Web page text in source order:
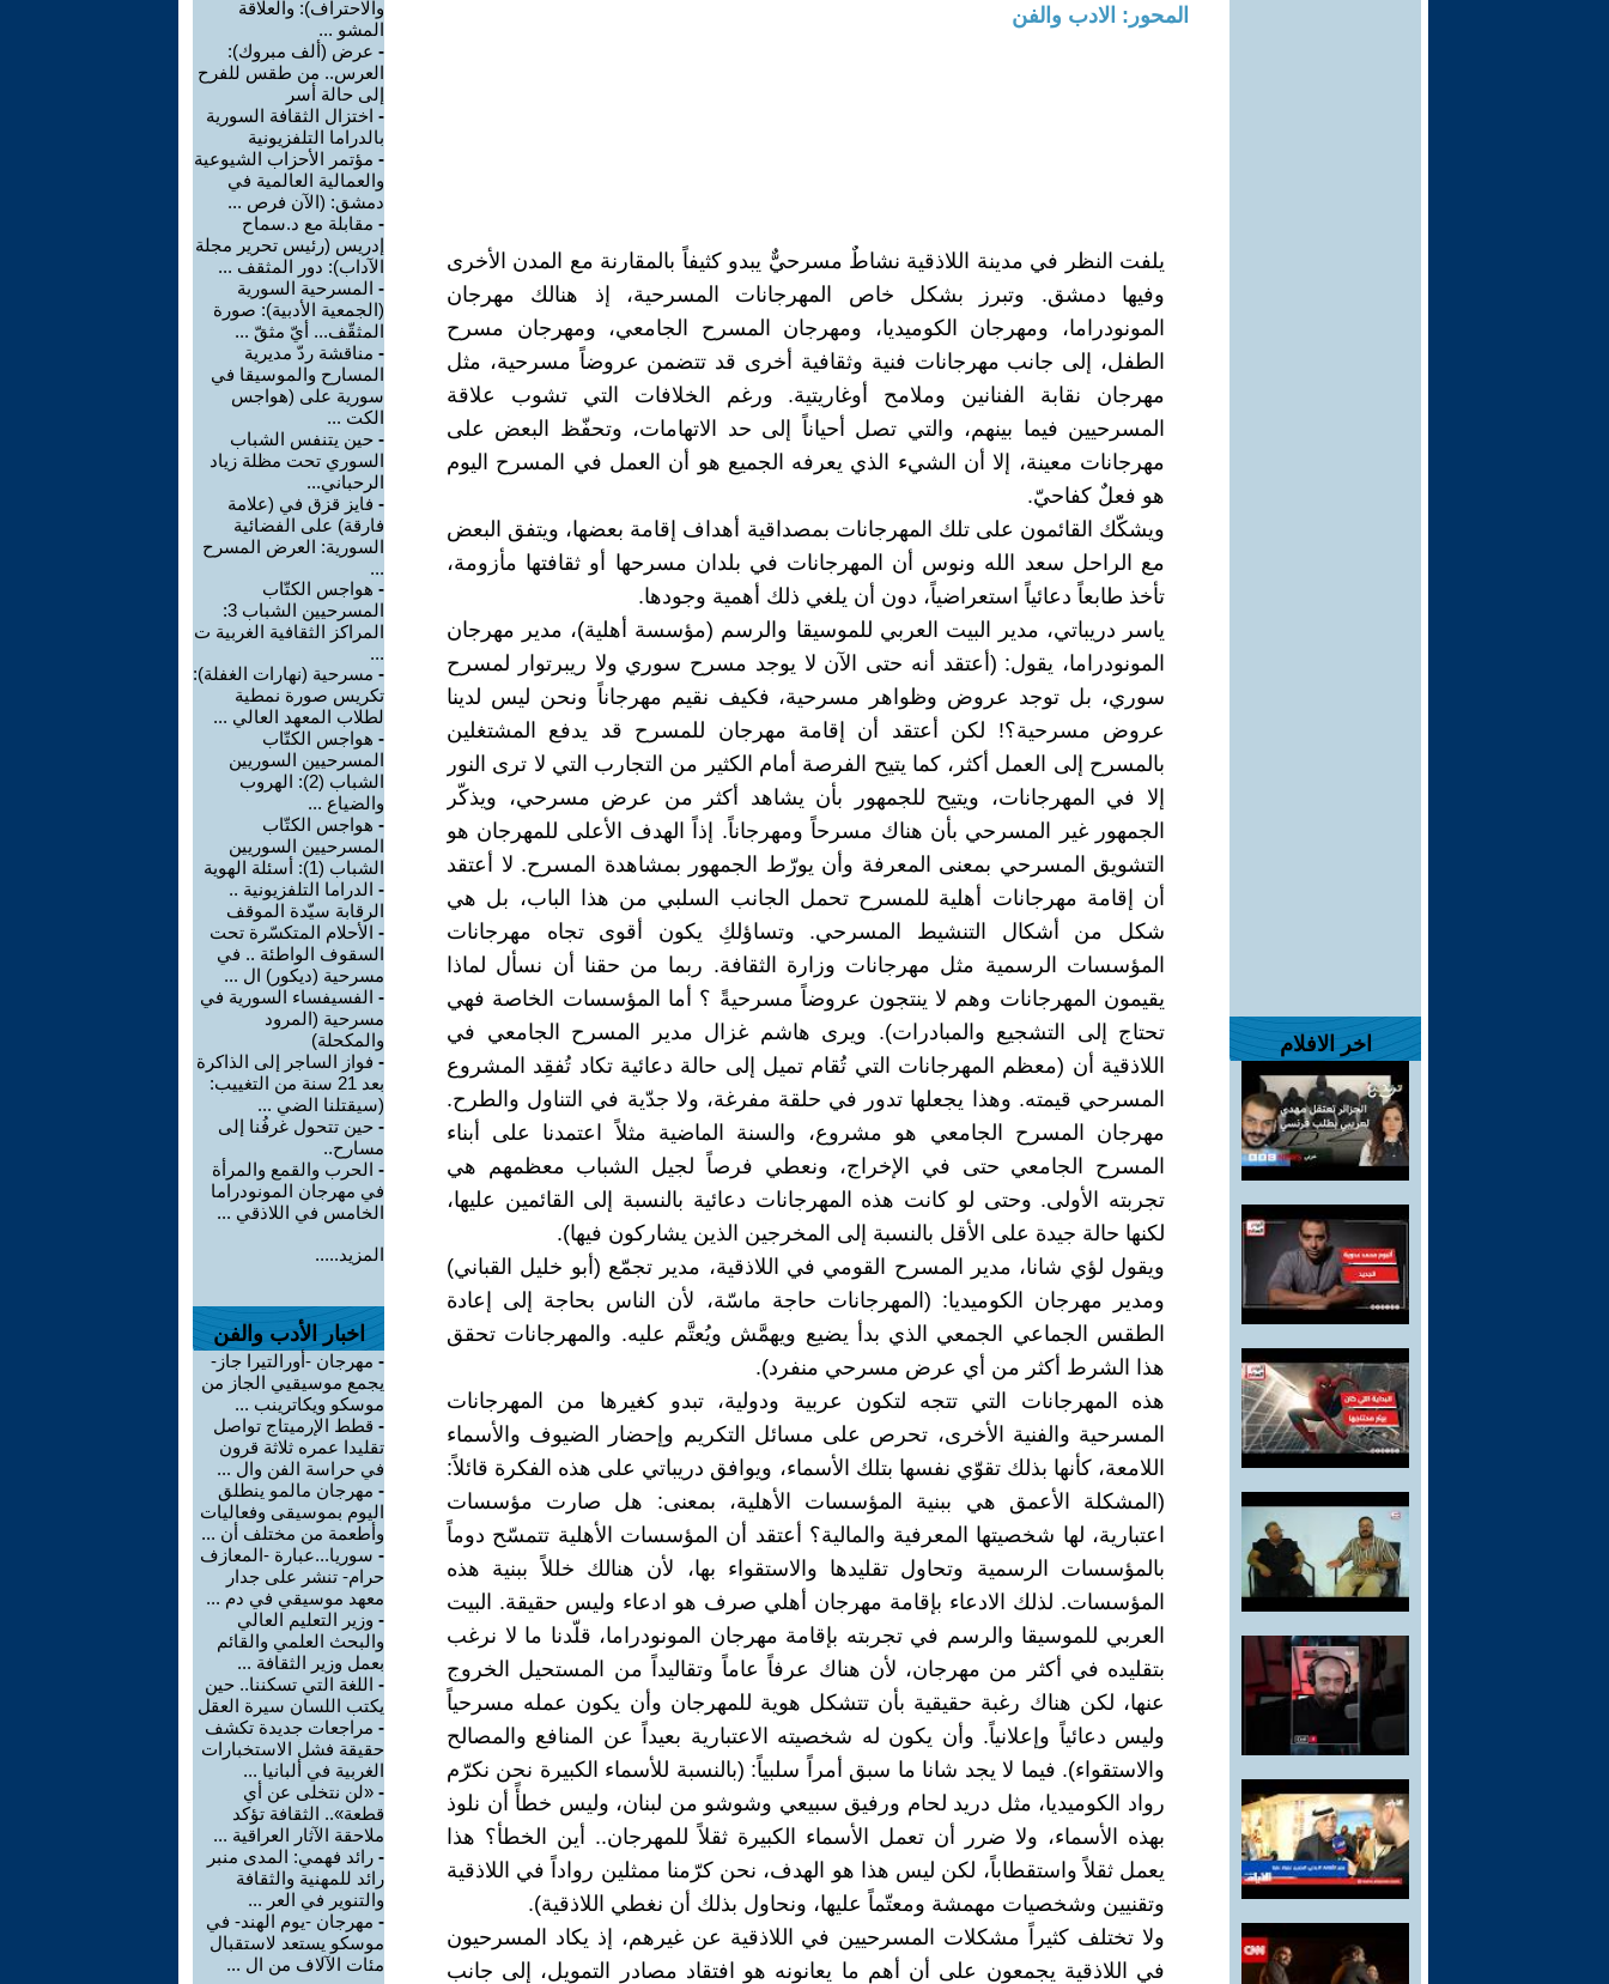
اخر الافلام
المحور: الادب والفن
يلفت النظر في مدينة اللاذقية نشاطٌ مسرحيٌّ يبدو كثيفاً بالمقارنة مع المدن الأخرى
وفيها دمشق. وتبرز بشكل خاص المهرجانات المسرحية، إذ هنالك مهرجان
المونودراما، ومهرجان الكوميديا، ومهرجان المسرح الجامعي، ومهرجان مسرح
الطفل، إلى جانب مهرجانات فنية وثقافية أخرى قد تتضمن عروضاً مسرحية، مثل
مهرجان نقابة الفنانين وملامح أوغاريتية. ورغم الخلافات التي تشوب علاقة
المسرحيين فيما بينهم، والتي تصل أحياناً إلى حد الاتهامات، وتحفّظ البعض على
مهرجانات معينة، إلا أن الشيء الذي يعرفه الجميع هو أن العمل في المسرح اليوم
هو فعلٌ كفاحيّ.
ويشكّك القائمون على تلك المهرجانات بمصداقية أهداف إقامة بعضها، ويتفق البعض
مع الراحل سعد الله ونوس أن المهرجانات في بلدان مسرحها أو ثقافتها مأزومة،
تأخذ طابعاً دعائياً استعراضياً، دون أن يلغي ذلك أهمية وجودها.
ياسر دريباتي، مدير البيت العربي للموسيقا والرسم (مؤسسة أهلية)، مدير مهرجان
المونودراما، يقول: (أعتقد أنه حتى الآن لا يوجد مسرح سوري ولا ريبرتوار لمسرح
سوري، بل توجد عروض وظواهر مسرحية، فكيف نقيم مهرجاناً ونحن ليس لدينا
عروض مسرحية؟! لكن أعتقد أن إقامة مهرجان للمسرح قد يدفع المشتغلين
بالمسرح إلى العمل أكثر، كما يتيح الفرصة أمام الكثير من التجارب التي لا ترى النور
إلا في المهرجانات، ويتيح للجمهور بأن يشاهد أكثر من عرض مسرحي، ويذكّر
الجمهور غير المسرحي بأن هناك مسرحاً ومهرجاناً. إذاً الهدف الأعلى للمهرجان هو
التشويق المسرحي بمعنى المعرفة وأن يورّط الجمهور بمشاهدة المسرح. لا أعتقد
أن إقامة مهرجانات أهلية للمسرح تحمل الجانب السلبي من هذا الباب، بل هي
شكل من أشكال التنشيط المسرحي. وتساؤلكِ يكون أقوى تجاه مهرجانات
المؤسسات الرسمية مثل مهرجانات وزارة الثقافة. ربما من حقنا أن نسأل لماذا
يقيمون المهرجانات وهم لا ينتجون عروضاً مسرحيةً ؟ أما المؤسسات الخاصة فهي
تحتاج إلى التشجيع والمبادرات). ويرى هاشم غزال مدير المسرح الجامعي في
اللاذقية أن (معظم المهرجانات التي تُقام تميل إلى حالة دعائية تكاد تُفقِد المشروع
المسرحي قيمته. وهذا يجعلها تدور في حلقة مفرغة، ولا جدّية في التناول والطرح.
مهرجان المسرح الجامعي هو مشروع، والسنة الماضية مثلاً اعتمدنا على أبناء
المسرح الجامعي حتى في الإخراج، ونعطي فرصاً لجيل الشباب معظمهم هي
تجربته الأولى. وحتى لو كانت هذه المهرجانات دعائية بالنسبة إلى القائمين عليها،
لكنها حالة جيدة على الأقل بالنسبة إلى المخرجين الذين يشاركون فيها).
ويقول لؤي شانا، مدير المسرح القومي في اللاذقية، مدير تجمّع (أبو خليل القباني)
ومدير مهرجان الكوميديا: (المهرجانات حاجة ماسّة، لأن الناس بحاجة إلى إعادة
الطقس الجماعي الجمعي الذي بدأ يضيع ويهمَّش ويُعتَّم عليه. والمهرجانات تحقق
هذا الشرط أكثر من أي عرض مسرحي منفرد).
هذه المهرجانات التي تتجه لتكون عربية ودولية، تبدو كغيرها من المهرجانات
المسرحية والفنية الأخرى، تحرص على مسائل التكريم وإحضار الضيوف والأسماء
اللامعة، كأنها بذلك تقوّي نفسها بتلك الأسماء، ويوافق دريباتي على هذه الفكرة قائلاً:
(المشكلة الأعمق هي ببنية المؤسسات الأهلية، بمعنى: هل صارت مؤسسات
اعتبارية، لها شخصيتها المعرفية والمالية؟ أعتقد أن المؤسسات الأهلية تتمسّح دوماً
بالمؤسسات الرسمية وتحاول تقليدها والاستقواء بها، لأن هنالك خللاً ببنية هذه
المؤسسات. لذلك الادعاء بإقامة مهرجان أهلي صرف هو ادعاء وليس حقيقة. البيت
العربي للموسيقا والرسم في تجربته بإقامة مهرجان المونودراما، قلّدنا ما لا نرغب
بتقليده في أكثر من مهرجان، لأن هناك عرفاً عاماً وتقاليداً من المستحيل الخروج
عنها، لكن هناك رغبة حقيقية بأن تتشكل هوية للمهرجان وأن يكون عمله مسرحياً
وليس دعائياً وإعلانياً. وأن يكون له شخصيته الاعتبارية بعيداً عن المنافع والمصالح
والاستقواء). فيما لا يجد شانا ما سبق أمراً سلبياً: (بالنسبة للأسماء الكبيرة نحن نكرّم
رواد الكوميديا، مثل دريد لحام ورفيق سبيعي وشوشو من لبنان، وليس خطأً أن نلوذ
بهذه الأسماء، ولا ضرر أن تعمل الأسماء الكبيرة ثقلاً للمهرجان.. أين الخطأ؟ هذا
يعمل ثقلاً واستقطاباً، لكن ليس هذا هو الهدف، نحن كرّمنا ممثلين رواداً في اللاذقية
وتقنيين وشخصيات مهمشة ومعتّماً عليها، ونحاول بذلك أن نغطي اللاذقية).
ولا تختلف كثيراً مشكلات المسرحيين في اللاذقية عن غيرهم، إذ يكاد المسرحيون
في اللاذقية يجمعون على أن أهم ما يعانونه هو افتقاد مصادر التمويل، إلى جانب
والاحتراف): والعلاقة
المشو ...
- عرض (ألف مبروك):
العرس.. من طقس للفرح
إلى حالة أسر
- اختزال الثقافة السورية
بالدراما التلفزيونية
- مؤتمر الأحزاب الشيوعية
والعمالية العالمية في
دمشق: (الآن فرص ...
- مقابلة مع د.سماح
إدريس (رئيس تحرير مجلة
الآداب): دور المثقف ...
- المسرحية السورية
(الجمعية الأدبية): صورة
المثقّف... أيّ مثقّ ...
- مناقشة ردّ مديرية
المسارح والموسيقا في
سورية على (هواجس
الكت ...
- حين يتنفس الشباب
السوري تحت مظلة زياد
الرحباني...
- فايز قزق في (علامة
فارقة) على الفضائية
السورية: العرض المسرح
...
- هواجس الكتّاب
المسرحيين الشباب 3:
المراكز الثقافية الغربية ت
...
- مسرحية (نهارات الغفلة):
تكريس صورة نمطية
لطلاب المعهد العالي ...
- هواجس الكتّاب
المسرحيين السوريين
الشباب (2): الهروب
والضياع ...
- هواجس الكتّاب
المسرحيين السوريين
الشباب (1): أسئلة الهوية
- الدراما التلفزيونية ..
الرقابة سيّدة الموقف
- الأحلام المتكسّرة تحت
السقوف الواطئة .. في
مسرحية (ديكور) ال ...
- الفسيفساء السورية في
مسرحية (المرود
والمكحلة)
- فواز الساجر إلى الذاكرة
بعد 21 سنة من التغييب:
(سيقتلنا الضي ...
- حين تتحول غرفُنا إلى
مسارح..
- الحرب والقمع والمرأة
في مهرجان المونودراما
الخامس في اللاذقي ...
المزيد.....
اخبار الأدب والفن
- مهرجان -أورالتيرا جاز-
يجمع موسيقيي الجاز من
موسكو ويكاترينب ...
- قطط الإرميتاج تواصل
تقليدا عمره ثلاثة قرون
في حراسة الفن وال ...
- مهرجان مالمو ينطلق
اليوم بموسيقى وفعاليات
وأطعمة من مختلف أن ...
- سوريا...عبارة -المعازف
حرام- تنشر على جدار
معهد موسيقي في دم ...
- وزير التعليم العالي
والبحث العلمي والقائم
بعمل وزير الثقافة ...
- اللغة التي تسكننا.. حين
يكتب اللسان سيرة العقل
- مراجعات جديدة تكشف
حقيقة فشل الاستخبارات
الغربية في ألبانيا ...
- «لن نتخلى عن أي
قطعة».. الثقافة تؤكد
ملاحقة الآثار العراقية ...
- رائد فهمي: المدى منبر
رائد للمهنية والثقافة
والتنوير في العر ...
- مهرجان -يوم الهند- في
موسكو يستعد لاستقبال
مئات الآلاف من ال ...